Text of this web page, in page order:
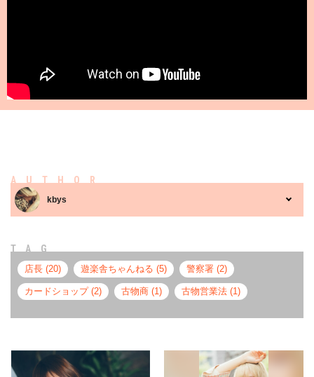
AUTHOR
kbys
TAG
店長 (20) 遊楽舎ちゃんねる (5) 警察署 (2)
カードショップ (2) 古物商 (1) 古物営業法 (1)